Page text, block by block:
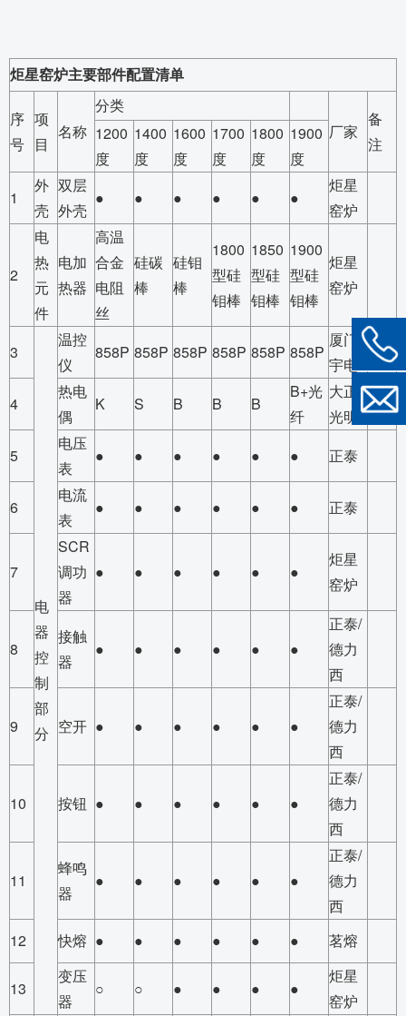
炬星窑炉主要部件配置清单
序
号
项
目
名称
分类
厂家
备
注
1200
度
1400
度
1600
度
1700
度
1800
度
1900
度
1
外
壳
双层
外壳
● ● ● ● ● ●
炬星
窑炉
2
电
热
元
件
电加
热器
高温
合金
电阻
丝
硅碳
棒
硅钼
棒
1800
型硅
钼棒
1850
型硅
钼棒
1900
型硅
钼棒
炬星
窑炉
3
电
器
控
制
部
分
温控
仪
858P 858P 858P 858P 858P 858P
厦门
宇电
4
热电
偶
K S B B B
B+光
纤
大正/
光明
5
电压
表
● ● ● ● ● ● 正泰
6
电流
表
● ● ● ● ● ● 正泰
7
SCR
调功
器
● ● ● ● ● ●
炬星
窑炉
8
接触
器
● ● ● ● ● ●
正泰/
德力
西
9 空开 ● ● ● ● ● ●
正泰/
德力
西
10 按钮 ● ● ● ● ● ●
正泰/
德力
西
11
蜂鸣
器
● ● ● ● ● ●
正泰/
德力
西
12
快熔 ● ● ● ● ● ● 茗熔
13
变压
器
○ ○ ● ● ● ●
炬星
窑炉